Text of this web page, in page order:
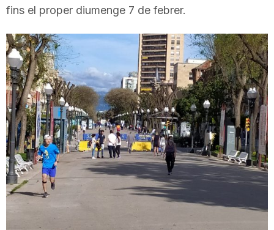
t
a
t
d
e
fins el proper diumenge 7 de febrer.